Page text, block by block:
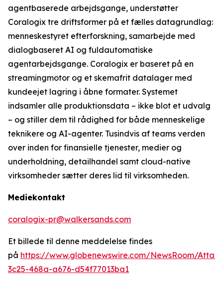
agentbaserede arbejdsgange, understøtter
Coralogix tre driftsformer på et fælles datagrundlag:
menneskestyret efterforskning, samarbejde med
dialogbaseret AI og fuldautomatiske
agentarbejdsgange. Coralogix er baseret på en
streamingmotor og et skemafrit datalager med
kundeejet lagring i åbne formater. Systemet
indsamler alle produktionsdata – ikke blot et udvalg
– og stiller dem til rådighed for både menneskelige
teknikere og AI-agenter. Tusindvis af teams verden
over inden for finansielle tjenester, medier og
underholdning, detailhandel samt cloud-native
virksomheder sætter deres lid til virksomheden.
Mediekontakt
coralogix-pr@walkersands.com
Et billede til denne meddelelse findes
på https://www.globenewswire.com/NewsRoom/
3c25-468a-a676-d54f77013ba1